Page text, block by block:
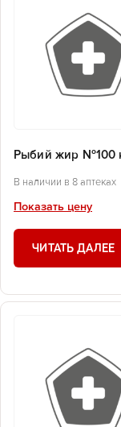
Рыбий жир №100
В наличии в 8 аптеках
Показать цену
ЧИТАТЬ ДАЛЕЕ